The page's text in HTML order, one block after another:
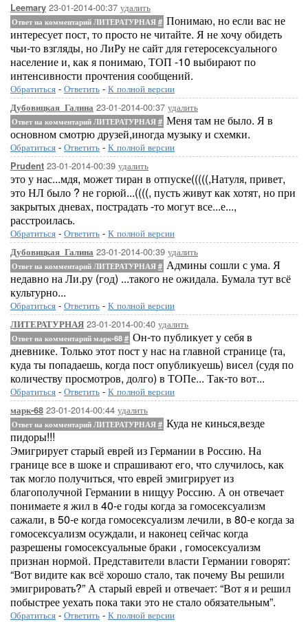
Leemary 23-01-2014-00:37 удалить
Ответ на комментарий ЛИТЕРАТУРНАЯ # Понимаю, но если вас не
интересует пост, то просто не читайте. Я не хочу обидеть
чьи-то взгляды, но ЛиРу не сайт для гетеросексуального
население и, как я понимаю, ТОП -10 выбирают по
интенсивности прочтения сообщений.
Обратиться - Ответить - К полной версии
Дубовицкая_Галина 23-01-2014-00:37 удалить
Ответ на комментарий ЛИТЕРАТУРНАЯ # Меня там не было. Я в
основном смотрю друзей,иногда музыку и схемки.
Обратиться - Ответить - К полной версии
Prudent 23-01-2014-00:39 удалить
это у нас...мдя, может тиран в отпуске(((((,Натуля, привет,
это НЛ было ? не горюй...((((, пусть живут как хотят, но при
закрытых дневах, пострадать -то могут все...е...,
расстроилась.
Обратиться - Ответить - К полной версии
Дубовицкая_Галина 23-01-2014-00:39 удалить
Ответ на комментарий ЛИТЕРАТУРНАЯ # Админы сошли с ума. Я
недавно на Ли.ру (год) ...такого не ожидала. Бумала тут всё
культурно...
Обратиться - Ответить - К полной версии
ЛИТЕРАТУРНАЯ 23-01-2014-00:40 удалить
Ответ на комментарий марк-68 # Он-то публикует у себя в
дневнике. Только этот пост у нас на главной странице (та,
куда ты попадаешь, когда пост опубликуешь) висел (судя по
количеству просмотров, долго) в ТОПе... Так-то вот...
Обратиться - Ответить - К полной версии
марк-68 23-01-2014-00:44 удалить
Ответ на комментарий ЛИТЕРАТУРНАЯ # Куда не кинься,везде
пидоры!!!
Эмигрирует старый еврей из Германии в Россию. На
границе все в шоке и спрашивают его, что случилось, как
так могло получиться, что еврей эмигрирует из
благополучной Германии в нищуу Россию. А он отвечает
понимаете я жил в 40-е годы когда за гомосексуализм
сажали, в 50-е когда гомосексуализм лечили, в 80-е когда за
гомосексуализм осуждали, и наконец сейчас когда
разрешены гомосексуальные браки , гомосексуализм
признан нормой. Представители власти Германии говорят:
“Вот видите как всё хорошо стало, так почему Вы решили
эмигрировать?” А старый еврей и отвечает: “Вот я и решил
побыстрее уехать пока таки это не стало обязательным”.
Обратиться - Ответить - К полной версии